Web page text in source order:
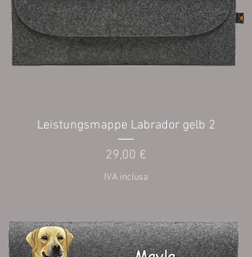
Leistungsmappe Labrador gelb 2
Prezzo
29,00 €
IVA inclusa